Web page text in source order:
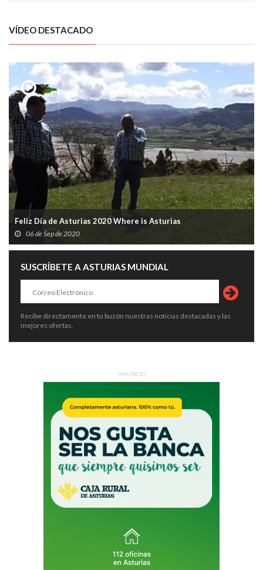
VÍDEO DESTACADO
Feliz Día de Asturias 2020 Where is Asturias
06 de Sep de 2020
SUSCRÍBETE A ASTURIAS MUNDIAL
Recibe directamente en tu buzón nuestras noticias destacadas y las
mejores ofertas.
ANUNCIO